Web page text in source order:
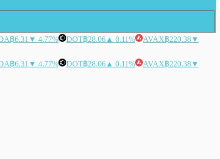
฿6.31 ▼ 4.77% DOT฿28.06 ▲ 0.11% AVAX฿220.38▼
฿6.31 ▼ 4.77% DOT฿28.06 ▲ 0.11% AVAX฿220.38▼